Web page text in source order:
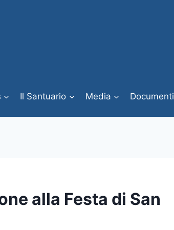
Il Santuario Media Documenti
alla Festa di San